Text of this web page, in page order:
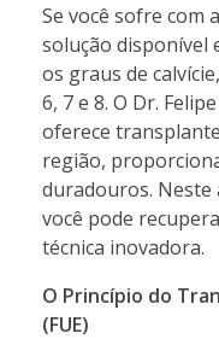
Se você sofre com
solução disponível
os graus de
6, 7 e 8. O Dr.
oferece transplante
região,
duradouros.
você pode
técnica inovadora.
O Princípio do
(FUE)